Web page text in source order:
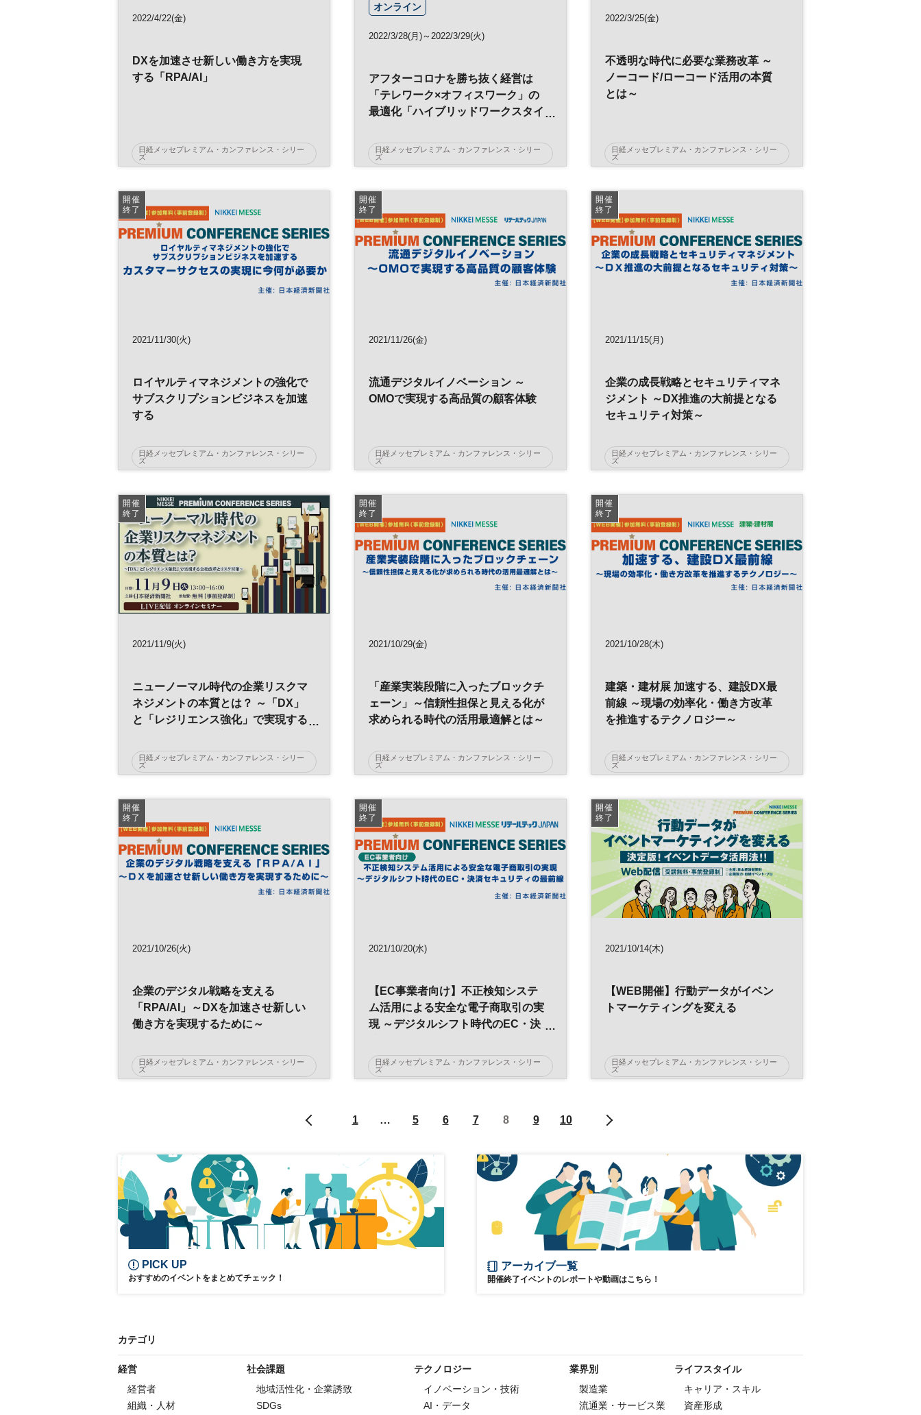
2022/4/22(金)
DXを加速させ新しい働き方を実現
する「RPA/AI」
日経メッセプレミアム・カンファレンス・シリー
ズ
DX
オンライン
2022/3/28(月)～2022/3/29(火)
アフターコロナを勝ち抜く経営は
「テレワーク×オフィスワーク」の
最適化「ハイブリッドワークスタイ
日経メッセプレミアム・カンファレンス・シリー
ズ
アフターコロナ
デジタル ワークスタイル
2022/3/25(金)
不透明な時代に必要な業務改革 ～
ノーコード/ローコード活用の本質
とは～
日経メッセプレミアム・カンファレンス・シリー
ズ
経営
開催
終了
2021/11/30(火)
ロイヤルティマネジメントの強化で
サブスクリプションビジネスを加速
する
日経メッセプレミアム・カンファレンス・シリー
ズ
IT 顧客管理 マーケティング DX
参加無料
開催
終了
2021/11/26(金)
流通デジタルイノベーション ～
OMOで実現する高品質の顧客体験
日経メッセプレミアム・カンファレンス・シリー
ズ
人工知能
リテールテック
開催
終了
2021/11/15(月)
企業の成長戦略とセキュリティマネ
ジメント ～DX推進の大前提となる
セキュリティ対策～
日経メッセプレミアム・カンファレンス・シリー
ズ
開催
終了
2021/11/9(火)
ニューノーマル時代の企業リスクマ
ネジメントの本質とは？ ～「DX」
と「レジリエンス強化」で実現する
日経メッセプレミアム・カンファレンス・シリー
ズ
リスクマネジメント
開催
終了
2021/10/29(金)
「産業実装段階に入ったブロックチ
ェーン」～信頼性担保と見える化が
求められる時代の活用最適解とは～
日経メッセプレミアム・カンファレンス・シリー
ズ
開催
終了
2021/10/28(木)
建築・建材展 加速する、建設DX最
前線 ～現場の効率化・働き方改革
を推進するテクノロジー～
日経メッセプレミアム・カンファレンス・シリー
ズ
テクノロジー 建築 DX
開催
終了
2021/10/26(火)
企業のデジタル戦略を支える
「RPA/AI」～DXを加速させ新しい
働き方を実現するために～
日経メッセプレミアム・カンファレンス・シリー
ズ
開催
終了
2021/10/20(水)
【EC事業者向け】不正検知システ
ム活用による安全な電子商取引の実
現 ～デジタルシフト時代のEC・決
日経メッセプレミアム・カンファレンス・シリー
ズ
開催
終了
2021/10/14(木)
【WEB開催】行動データがイベン
トマーケティングを変える
日経メッセプレミアム・カンファレンス・シリー
ズ
1 … 5 6 7 8 9 10
PICK UP
おすすめのイベントをまとめてチェック！
アーカイブ一覧
開催終了イベントのレポートや動画はこちら！
カテゴリ
経営
経営者
組織・人材
社会課題
地域活性化・企業誘致
SDGs
テクノロジー
イノベーション・技術
AI・データ
業界別
製造業
流通業・サービス業
ライフスタイル
キャリア・スキル
資産形成